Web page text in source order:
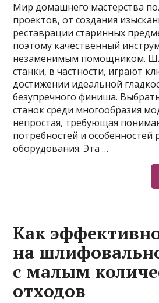
Мир домашнего мастерства
проектов, от создания
реставрации старинных
поэтому качественный
незаменимым помощником.
станки, в частности, играют
достижении идеальной
безупречного финиша.
станок среди многообразия
непростая, требующая
потребностей и особенностей
оборудования. Эта …
Как
на
с малым
отходов